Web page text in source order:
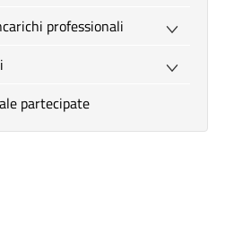
professionali
partecipate